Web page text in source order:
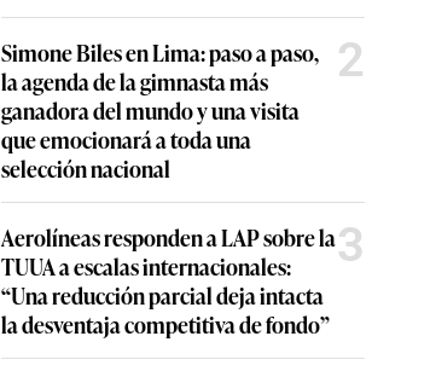
Simone Biles en Lima: paso a paso,
la agenda de la gimnasta más
ganadora del mundo y una visita
que emocionará a toda una
selección nacional
2
Aerolíneas responden a LAP sobre la
TUUA a escalas internacionales:
“Una reducción parcial deja intacta
la desventaja competitiva de fondo”
3